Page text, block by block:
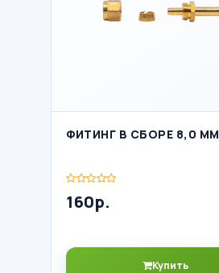
ФИТИНГ В СБОРЕ 8,0 ММ
160р.
Купить